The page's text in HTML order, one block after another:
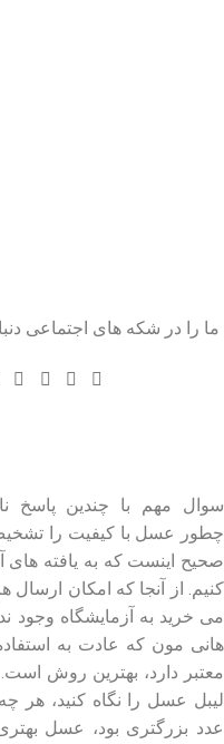
ما را در شکه های اجتماعی
سوال مهم با چندین پاسخ
چطور عسل با کیفیت را
صحیح اینست که به یافته های
کنیم. از آنجا که امکان
می خرید به آزمایشگاه وجود
هانی مون که عادت به
معتبر دارد، بهترین روش
عدد بزرگتری بود، عسل